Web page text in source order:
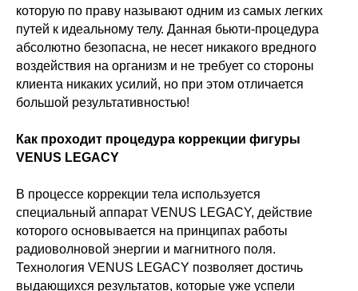
которую по праву называют одним из самых легких
путей к идеальному телу. Данная бьюти-процедура
абсолютно безопасна, не несет никакого вредного
воздействия на организм и не требует со стороны
клиента никаких усилий, но при этом отличается
большой результативностью!
Как проходит процедура коррекции фигуры
VENUS LEGACY
В процессе коррекции тела используется
специальный аппарат VENUS LEGACY, действие
которого основывается на принципах работы
радиоволновой энергии и магнитного поля.
Технология VENUS LEGACY позволяет достичь
выдающихся результатов, которые уже успели